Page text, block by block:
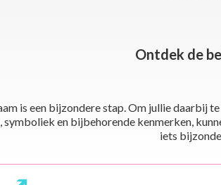
Ontdek de
is een bijzondere stap. Om jullie daarbij
symboliek en bijbehorende kenmerken,
iets